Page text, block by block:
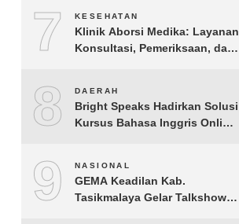
7 KESEHATAN
Klinik Aborsi Medika: Layanan
Konsultasi, Pemeriksaan, dan
8 DAERAH
Bright Speaks Hadirkan Solusi
Kursus Bahasa Inggris Online
Bicara
9 NASIONAL
GEMA Keadilan Kab.
Tasikmalaya Gelar Talkshow